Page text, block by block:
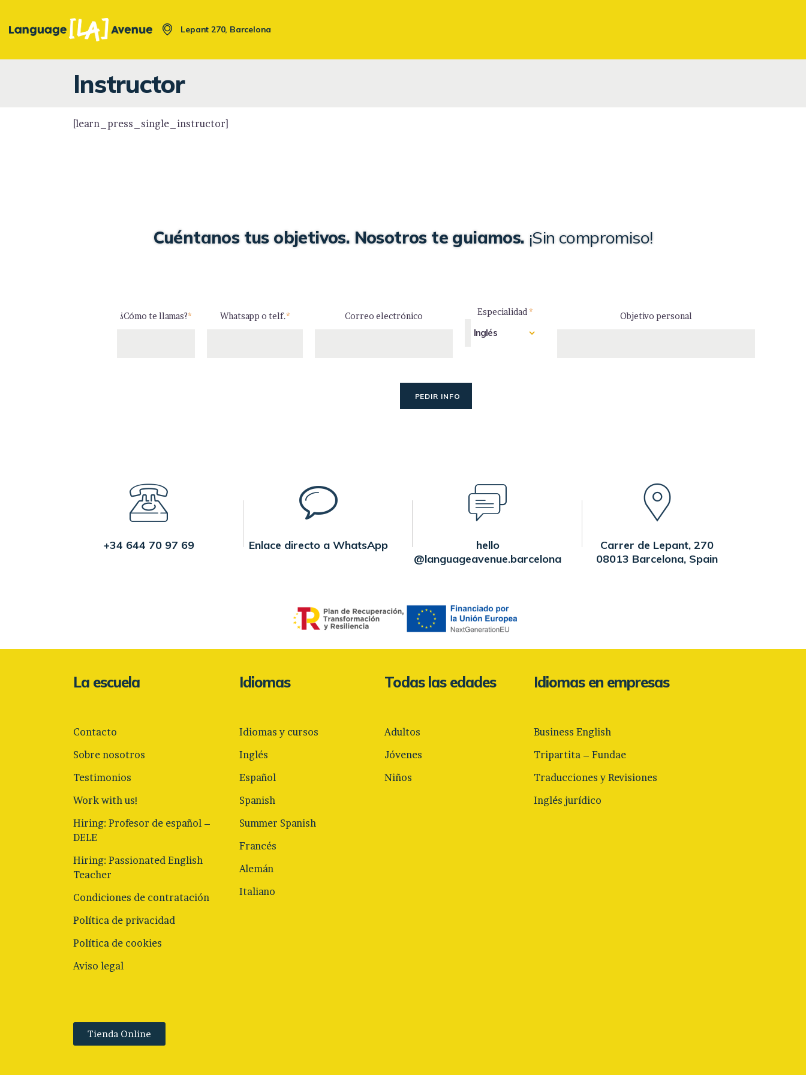
contenido
Lepant 270, Barcelona
Instructor
[learn_press_single_instructor]
Cuéntanos tus objetivos. Nosotros te guiamos. ¡Sin compromiso!
¿Cómo te llamas?* Whatsapp o telf.* Correo electrónico Especialidad* Objetivo personal
+34 644 70 97 69 Enlace directo a WhatsApp
hello
@languageavenue.barcelona
Carrer de Lepant, 270
08013 Barcelona, Spain
La escuela
Contacto
Sobre nosotros
Testimonios
Work with us!
Hiring: Profesor de español –
DELE
Hiring: Passionated English
Teacher
Condiciones de contratación
Política de privacidad
Política de cookies
Aviso legal
Tienda Online
Idiomas
Idiomas y cursos
Inglés
Español
Spanish
Summer Spanish
Francés
Alemán
Italiano
Todas las edades
Adultos
Jóvenes
Niños
Idiomas en empresas
Business English
Tripartita – Fundae
Traducciones y Revisiones
Inglés jurídico